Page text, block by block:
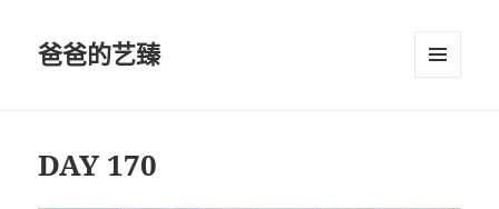
爸爸的艺臻
DAY 170